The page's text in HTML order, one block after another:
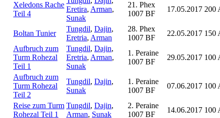
Xeledons Rache
Teil 4
Eretira, Arman,
Sunak
21. Phex
1007 BF
17.05.2017 200
Boltan Tunier
Tungdil, Dajin,
Eretria, Arman
28. Phex
1007 BF
22.05.2017 150
Aufbruch zum
Turm Rohezal
Teil 1
Tungdil, Dajin,
Eretria, Arman,
Sunak
1. Peraine
1007 BF
29.05.2017 100
Aufbruch zum
Turm Rohezal
Teil 2
Tungdil, Dajin,
Sunak
1. Peraine
1007 BF
07.06.2017 100
Reise zum Turm
Rohezal Teil 1
Tungdil, Dajin,
Arman, Sunak
2. Peraine
1007 BF
14.06.2017 100